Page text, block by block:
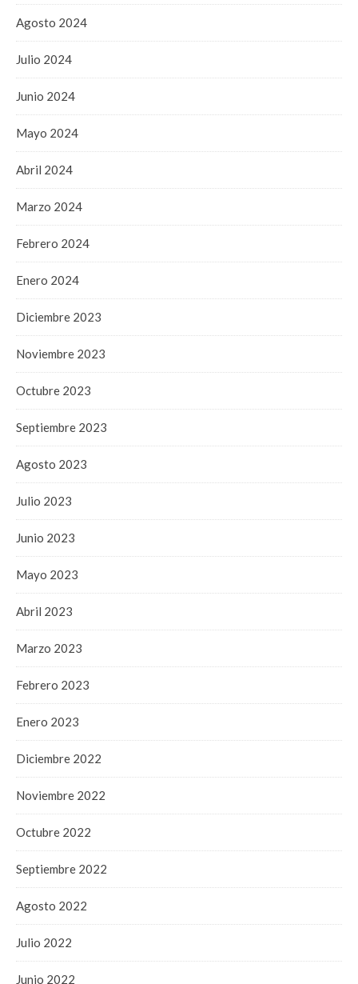
Agosto 2024
Julio 2024
Junio 2024
Mayo 2024
Abril 2024
Marzo 2024
Febrero 2024
Enero 2024
Diciembre 2023
Noviembre 2023
Octubre 2023
Septiembre 2023
Agosto 2023
Julio 2023
Junio 2023
Mayo 2023
Abril 2023
Marzo 2023
Febrero 2023
Enero 2023
Diciembre 2022
Noviembre 2022
Octubre 2022
Septiembre 2022
Agosto 2022
Julio 2022
Junio 2022